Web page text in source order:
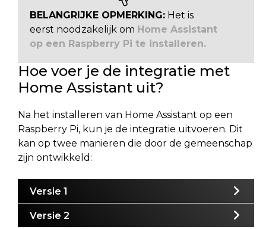
BELANGRIJKE OPMERKING: Het is
eerst noodzakelijk om Home Assistant
op een Raspberry Pi te installeren.
Hoe voer je de integratie met
Home Assistant uit?
Na het installeren van Home Assistant op een
Raspberry Pi, kun je de integratie uitvoeren. Dit
kan op twee manieren die door de gemeenschap
zijn ontwikkeld:
Versie 1
Versie 2